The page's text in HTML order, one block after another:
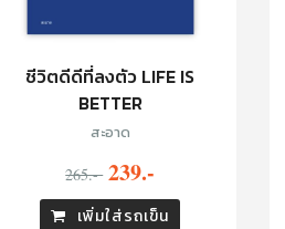
ชีวิตดีดีที่ลงตัว LIFE IS
BETTER
สะอาด
265.- 239.-
เพิ่มใส่รถเข็น